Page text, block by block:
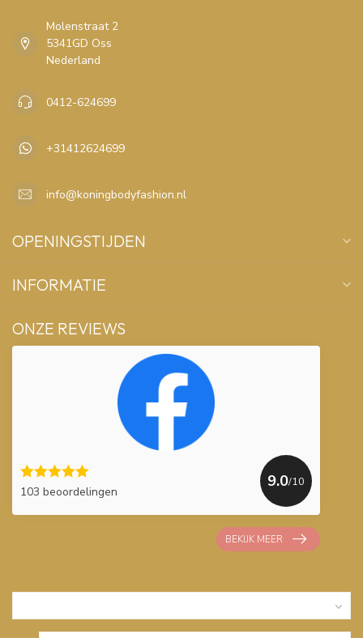
Molenstraat 2
5341GD Oss
Nederland
0412-624699
+31412624699
info@koningbodyfashion.nl
OPENINGSTIJDEN
INFORMATIE
ONZE REVIEWS
103 beoordelingen
9.0/10
BEKIJK MEER